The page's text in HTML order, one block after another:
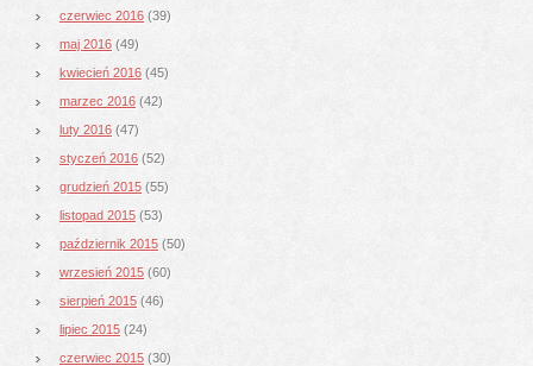
czerwiec 2016 (39)
maj 2016 (49)
kwiecień 2016 (45)
marzec 2016 (42)
luty 2016 (47)
styczeń 2016 (52)
grudzień 2015 (55)
listopad 2015 (53)
październik 2015 (50)
wrzesień 2015 (60)
sierpień 2015 (46)
lipiec 2015 (24)
czerwiec 2015 (30)